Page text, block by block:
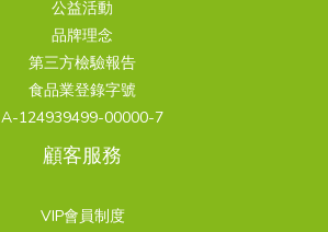
公益活動
品牌理念
第三方檢驗報告
食品業登錄字號
A-124939499-00000-7
顧客服務
VIP會員制度